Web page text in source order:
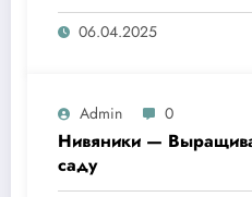
06.04.2025
Admin 0
Нивяники —
саду